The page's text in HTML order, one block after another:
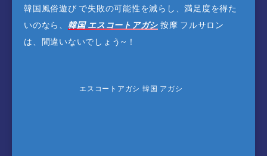
韓国風俗遊び で失敗の可能性を減らし、満足度を得た
いのなら、 韓国 エスコートアガシ 按摩 フルサロン
は、間違いないでしょう~！
エスコートアガシ 韓国 アガシ